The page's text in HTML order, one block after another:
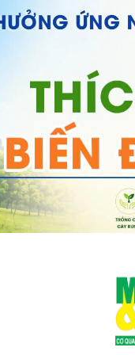
Gửi bình luận